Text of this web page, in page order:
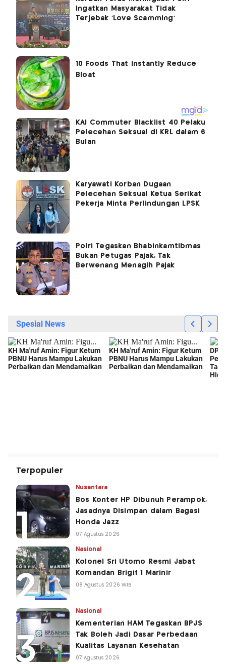
Ingatkan Masyarakat Tidak
Terjebak 'Love Scamming'
KAI Commuter Blacklist 40 Pelaku
Pelecehan Seksual di KRL dalam 6
Bulan
Karyawati Korban Dugaan
Pelecehan Seksual Ketua Serikat
Pekerja Minta Perlindungan LPSK
Polri Tegaskan Bhabinkamtibmas
Bukan Petugas Pajak, Tak
Berwenang Menagih Pajak
Terpopuler
Nusantara
Bos Konter HP Dibunuh Perampok,
Jasadnya Disimpan dalam Bagasi
Honda Jazz
07 Agustus 2026
Nasional
Kolonel Sri Utomo Resmi Jabat
Komandan Brigif 1 Marinir
08 Agustus 2026 WIB
Nasional
Kementerian HAM Tegaskan BPJS
Tak Boleh Jadi Dasar Perbedaan
Kualitas Layanan Kesehatan
07 Agustus 2026